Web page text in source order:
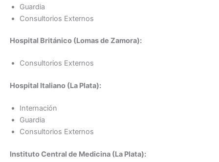
Guardia
Consultorios Externos
Hospital Británico (Lomas de Zamora):
Consultorios Externos
Hospital Italiano (La Plata):
Internación
Guardia
Consultorios Externos
Instituto Central de Medicina (La Plata):